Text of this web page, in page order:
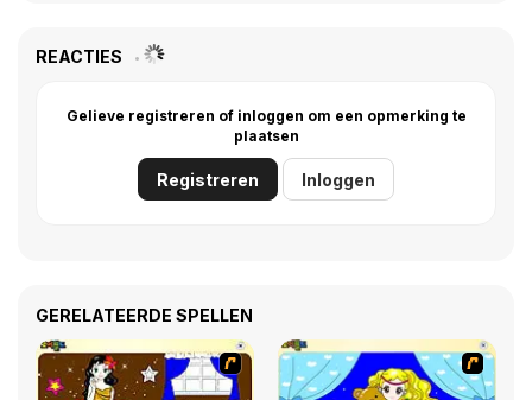
REACTIES
Gelieve registreren of inloggen om een opmerking te
plaatsen
Registreren Inloggen
GERELATEERDE SPELLEN